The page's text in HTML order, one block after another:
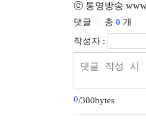
ⓒ 통영방송
댓글 총 0 개
작성자 :
0/300bytes